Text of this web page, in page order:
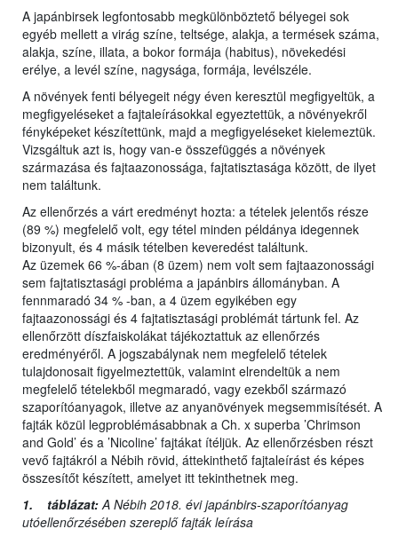
A japánbirsek legfontosabb megkülönböztető bélyegei sok
egyéb mellett a virág színe, teltsége, alakja, a termések száma,
alakja, színe, illata, a bokor formája (habitus), növekedési
erélye, a levél színe, nagysága, formája, levélszéle.
A növények fenti bélyegeit négy éven keresztül megfigyeltük, a
megfigyeléseket a fajtaleírásokkal egyeztettük, a növényekről
fényképeket készítettünk, majd a megfigyeléseket kielemeztük.
Vizsgáltuk azt is, hogy van-e összefüggés a növények
származása és fajtaazonossága, fajtatisztasága között, de ilyet
nem találtunk.
Az ellenőrzés a várt eredményt hozta: a tételek jelentős része
(89 %) megfelelő volt, egy tétel minden példánya idegennek
bizonyult, és 4 másik tételben keveredést találtunk.
Az üzemek 66 %-ában (8 üzem) nem volt sem fajtaazonossági
sem fajtatisztasági probléma a japánbirs állományban. A
fennmaradó 34 % -ban, a 4 üzem egyikében egy
fajtaazonossági és 4 fajtatisztasági problémát tártunk fel. Az
ellenőrzött díszfaiskolákat tájékoztattuk az ellenőrzés
eredményéről. A jogszabálynak nem megfelelő tételek
tulajdonosait figyelmeztettük, valamint elrendeltük a nem
megfelelő tételekből megmaradó, vagy ezekből származó
szaporítóanyagok, illetve az anyanövények megsemmisítését. A
fajták közül legproblémásabbnak a Ch. x superba ’Chrimson
and Gold’ és a ’Nicoline’ fajtákat ítéljük. Az ellenőrzésben részt
vevő fajtákról a Nébih rövid, áttekinthető fajtaleírást és képes
összesítőt készített, amelyet itt tekinthetnek meg.
1. táblázat:A Nébih 2018. évi japánbirs-szaporítóanyag
utóellenőrzésében szereplő fajták leírása